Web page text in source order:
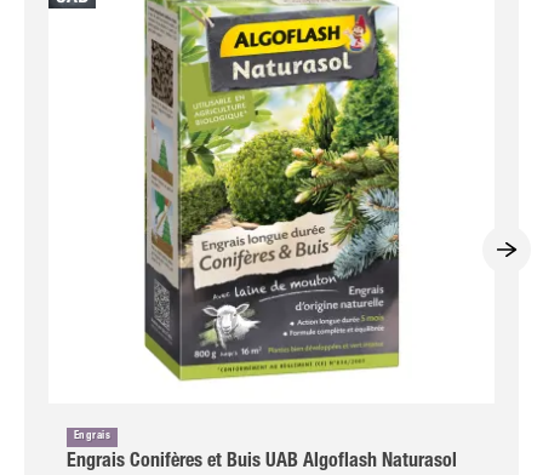
Engrais
Engrais Conifères et Buis UAB Algoflash Naturasol